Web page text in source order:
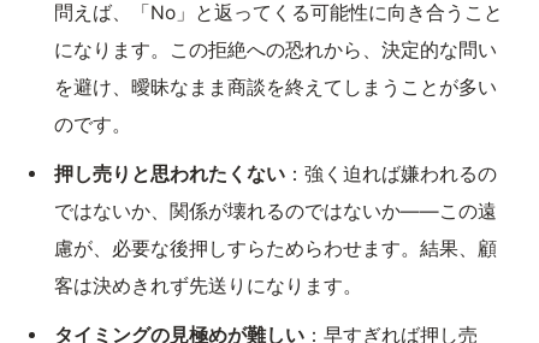
問えば、「No」と返ってくる可能性に向き合うこと
になります。この拒絶への恐れから、決定的な問い
を避け、曖昧なまま商談を終えてしまうことが多い
のです。
押し売りと思われたくない ：強く迫れば嫌われるの
ではないか、関係が壊れるのではないか——この遠
慮が、必要な後押しすらためらわせます。結果、顧
客は決めきれず先送りになります。
タイミングの見極めが難しい ：早すぎれば押し売